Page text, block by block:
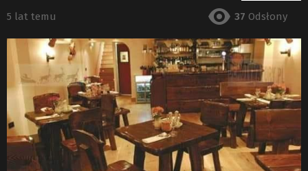
5 lat temu 37 Odsłony